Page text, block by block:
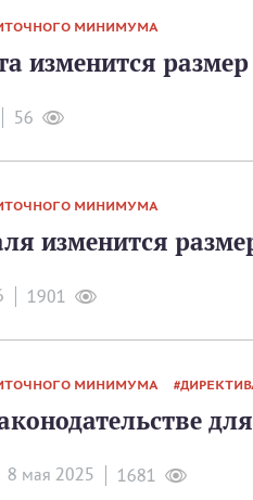
МИНИМУМА
изменится
56
МИНИМУМА
изменится
1901
МИНИМУМА
8 мая 2025 1681